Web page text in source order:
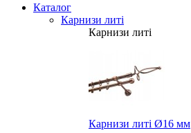
Каталог
Карнизи литі
Карнизи литі
Карнизи литі Ø16 мм